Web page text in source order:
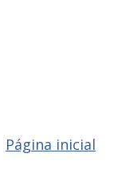
Página inicial